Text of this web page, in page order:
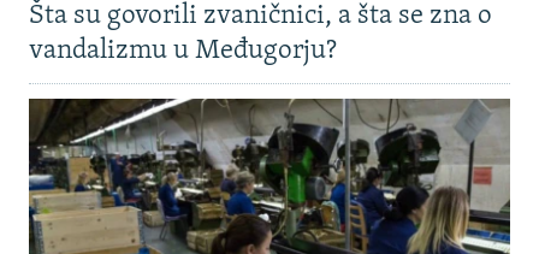
Šta su govorili zvaničnici, a šta se zna o
vandalizmu u Međugorju?